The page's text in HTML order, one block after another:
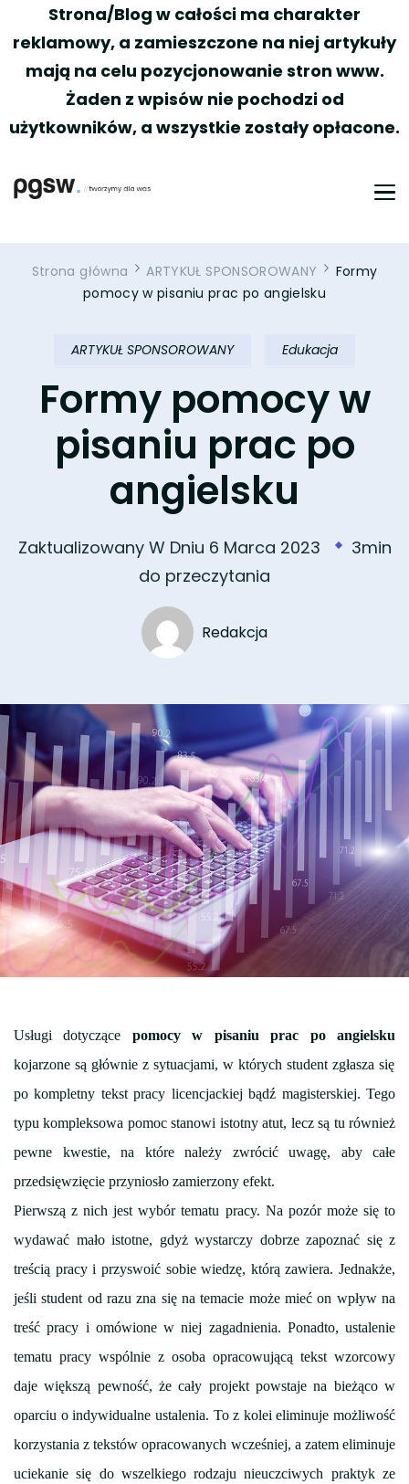
Strona/Blog w całości ma charakter
reklamowy, a zamieszczone na niej artykuły
mają na celu pozycjonowanie stron www.
Żaden z wpisów nie pochodzi od
użytkowników, a wszystkie zostały opłacone.
Strona główna ARTYKUŁ SPONSOROWANY
Formy
pomocy w pisaniu prac po angielsku
ARTYKUŁ SPONSOROWANY Edukacja
Formy pomocy w
pisaniu prac po
angielsku
Zaktualizowany W Dniu 6 Marca 2023
3min
do przeczytania
Redakcja
Usługi dotyczące pomocy w pisaniu prac po angielsku
kojarzone są głównie z sytuacjami, w których student zgłasza się
po kompletny tekst pracy licencjackiej bądź magisterskiej. Tego
typu kompleksowa pomoc stanowi istotny atut, lecz są tu również
pewne kwestie, na które należy zwrócić uwagę, aby całe
przedsięwzięcie przyniosło zamierzony efekt.
Pierwszą z nich jest wybór tematu pracy. Na pozór może się to
wydawać mało istotne, gdyż wystarczy dobrze zapoznać się z
treścią pracy i przyswoić sobie wiedzę, którą zawiera. Jednakże,
jeśli student od razu zna się na temacie może mieć on wpływ na
treść pracy i omówione w niej zagadnienia. Ponadto, ustalenie
tematu pracy wspólnie z osoba opracowującą tekst wzorcowy
daje większą pewność, że cały projekt powstaje na bieżąco w
oparciu o indywidualne ustalenia. To z kolei eliminuje możliwość
korzystania z tekstów opracowanych wcześniej, a zatem eliminuje
uciekanie się do wszelkiego rodzaju nieuczciwych praktyk ze